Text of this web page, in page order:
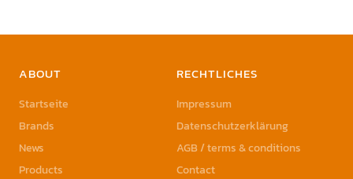
ABOUT
Startseite
Brands
News
Products
RECHTLICHES
Impressum
Datenschutzerklärung
AGB / terms & conditions
Contact